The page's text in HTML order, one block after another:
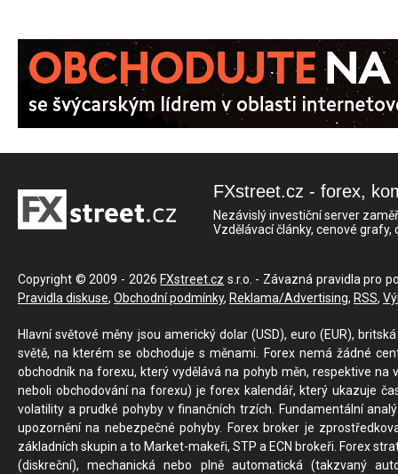
FXstreet.cz - forex,
Nezávislý investiční server
Vzdělávací články, cenové
Copyright © 2009 - 2026 FXstreet.cz s.r.o. - Závazná pravidla pro
Pravidla diskuse, Obchodní podmínky, Reklama/Advertising, RSS,
Hlavní světové měny jsou americký dolar (USD), euro (EUR),
světě, na kterém se obchoduje s měnami. Forex nemá žádné
obchodník na forexu, který vydělává na pohyb měn, respektive
neboli obchodování na forexu) je forex kalendář, který ukazuje
volatility a prudké pohyby v finančních trzích. Fundamentální
upozornění na nebezpečné pohyby. Forex broker je
základních skupin a to Market-makeři, STP a ECN brokeři. Forex
(diskreční), mechanická nebo plně automatická (takzvaný